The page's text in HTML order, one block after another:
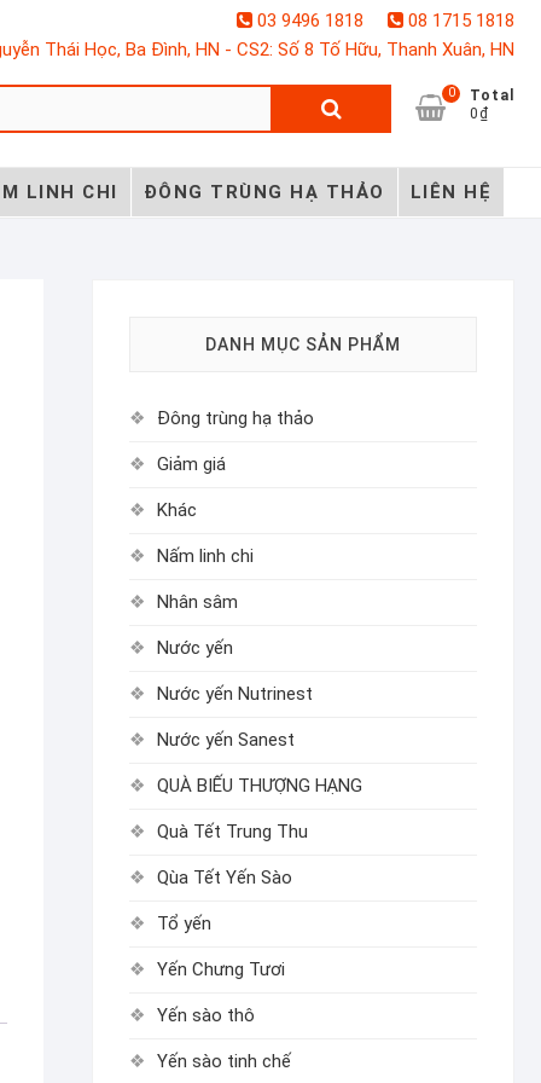
03 9496 1818
08 1715 1818
Thái Học, Ba Đình, HN - CS2: Số 8 Tố Hữu, Thanh Xuân, HN
0
Total
0₫
LINH CHI ĐÔNG TRÙNG HẠ THẢO LIÊN HỆ
DANH MỤC SẢN PHẨM
Đông trùng hạ thảo
Giảm giá
Khác
Nấm linh chi
Nhân sâm
Nước yến
Nước yến Nutrinest
Nước yến Sanest
QUÀ BIẾU THƯỢNG HẠNG
Quà Tết Trung Thu
Qùa Tết Yến Sào
Tổ yến
Yến Chưng Tươi
Yến sào thô
Yến sào tinh chế